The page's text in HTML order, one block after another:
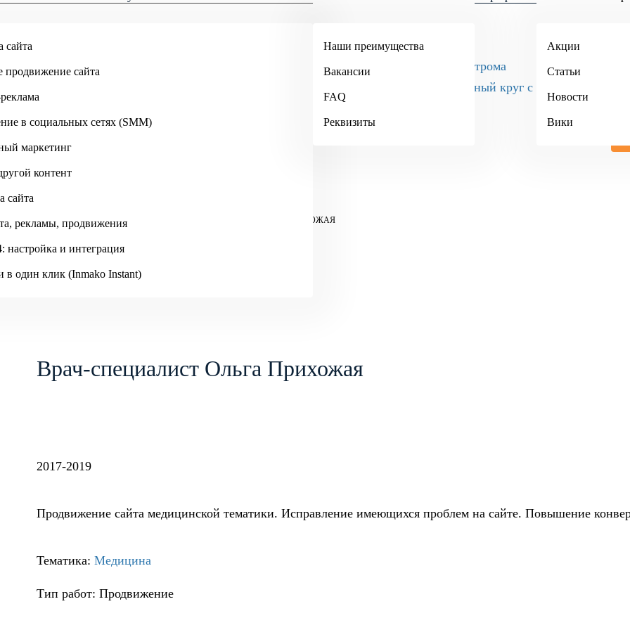
+7 (495) 984-34-90
Кострома
сайта
продвижение сайта
в социальных сетях (SMM)
маркетинг
контент
сайта
рекламы, продвижения
настройка и интеграция
в один клик (Inmako Instant)
Наши преимущества
Вакансии
FAQ
Реквизиты
Акции
Статьи
Новости
Вики
ИНМАКО ПОРТФОЛИО ВРАЧ-СПЕЦИАЛИСТ ОЛЬГА ПРИХОЖАЯ
Врач-специалист Ольга Прихожая
2017-2019
Продвижение сайта медицинской тематики. Исправление имеющихся проблем на сайте. Повышение
Тематика: Медицина
Тип работ: Продвижение